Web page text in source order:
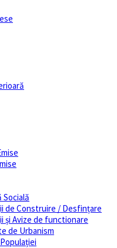
de Construire / Desfințare
și Avize de functionare
de Urbanism